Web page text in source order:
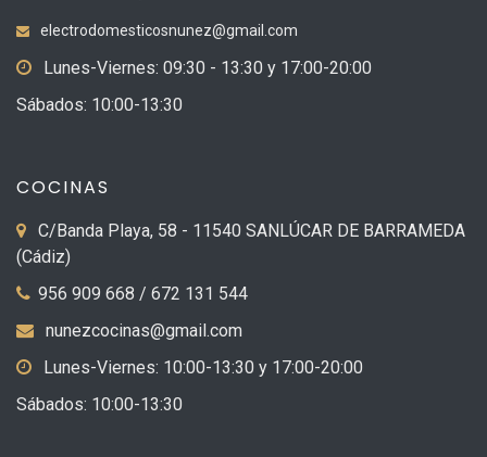
electrodomesticosnunez@gmail.com
Lunes-Viernes: 09:30 - 13:30 y 17:00-20:00
Sábados: 10:00-13:30
COCINAS
C/Banda Playa, 58 - 11540 SANLÚCAR DE BARRAMEDA
(Cádiz)
956 909 668 / 672 131 544
nunezcocinas@gmail.com
Lunes-Viernes: 10:00-13:30 y 17:00-20:00
Sábados: 10:00-13:30